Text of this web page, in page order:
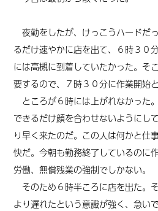
夜勤をしたが、けっこうハードだ
るだけ速やかに店を出て、６時３０
には高槻に到着していたかった。そ
要するので、７時３０分に作業開始
ところが６時には上がれなかった
できるだけ顔を合わせないようにし
り早く来たのだ。この人は何かと仕
快だ。今朝も勤務終了しているのに
労働、無償残業の強制でしかない。
そのため６時半ころに店を出た。
より遅れたという意識が強く、急いで